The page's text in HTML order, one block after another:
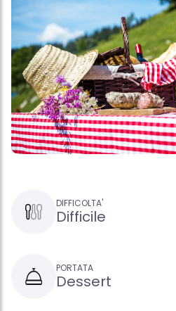
DIFFICOLTA'
Difficile
PORTATA
Dessert